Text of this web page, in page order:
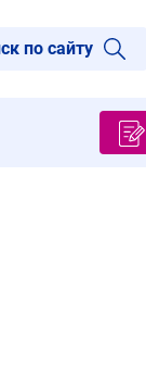
по сайту